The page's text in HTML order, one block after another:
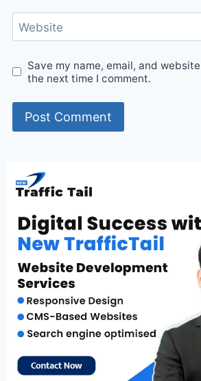
Website
Save my name, email, and
the next time I comment.